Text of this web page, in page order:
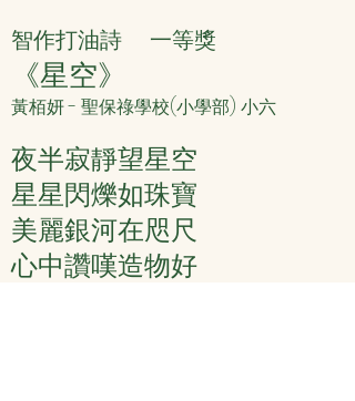
智作打油詩 一等獎
《星空》
黃栢妍 - 聖保祿學校(小學部) 小六
夜半寂靜望星空
星星閃爍如珠寶
美麗銀河在咫尺
心中讚嘆造物好